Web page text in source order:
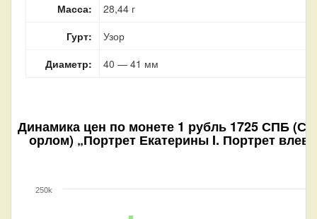
Масса:
28,44 г
Гурт:
Узор
Диаметр:
40 — 41 мм
Динамика цен по монете 1 рубль 1725 СПБ
орлом) „Портрет Екатерины I. Портрет
250k